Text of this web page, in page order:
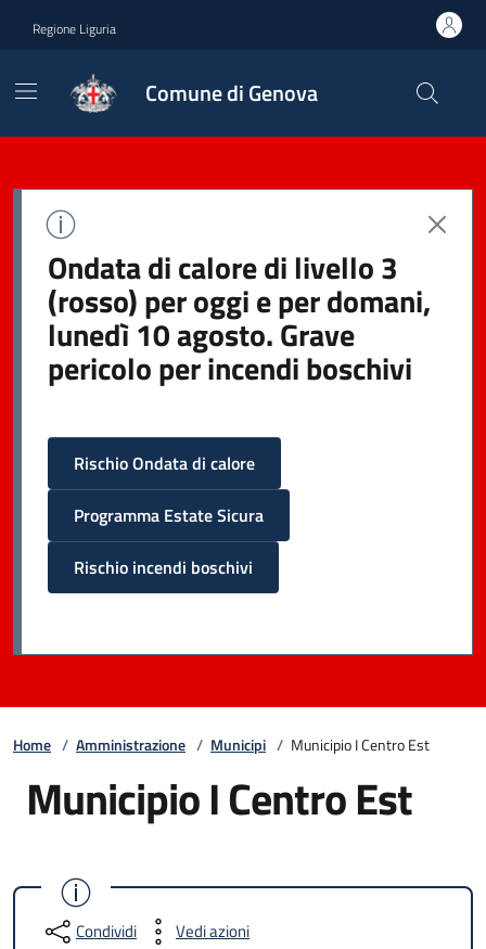
Regione Liguria
Comune di Genova
Ondata di calore di livello 3
(rosso) per oggi e per domani,
lunedì 10 agosto. Grave
pericolo per incendi boschivi
Rischio Ondata di calore
Programma Estate Sicura
Rischio incendi boschivi
Home / Amministrazione / Municipi / Municipio I Centro Est
Municipio I Centro Est
Condividi Vedi azioni